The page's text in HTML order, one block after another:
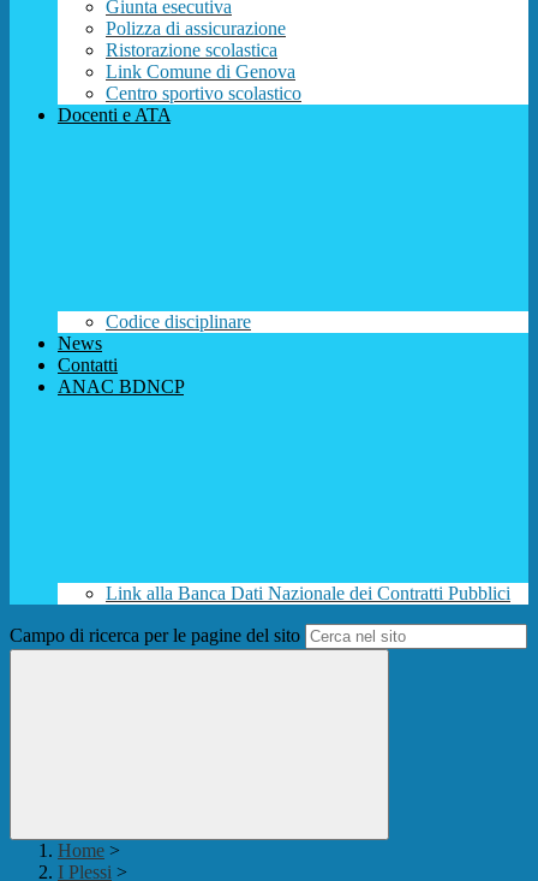
Giunta esecutiva
Polizza di assicurazione
Ristorazione scolastica
Link Comune di Genova
Centro sportivo scolastico
Docenti e ATA
Codice disciplinare
News
Contatti
ANAC BDNCP
Link alla Banca Dati Nazionale dei Contratti Pubblici
Campo di ricerca per le pagine del sito
Home >
I Plessi >